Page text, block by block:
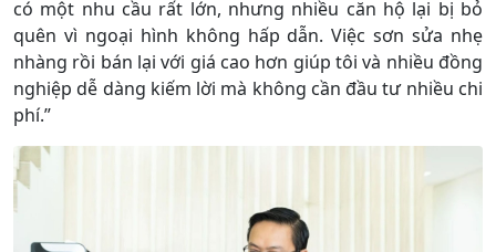
có một nhu cầu rất lớn, nhưng nhiều căn hộ lại bị bỏ
quên vì ngoại hình không hấp dẫn. Việc sơn sửa nhẹ
nhàng rồi bán lại với giá cao hơn giúp tôi và nhiều đồng
nghiệp dễ dàng kiếm lời mà không cần đầu tư nhiều chi
phí.”